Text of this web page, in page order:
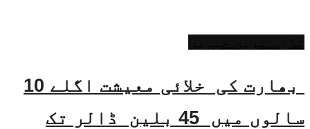
بھارت کی خلائی معیشت اگلے 10
سالوں میں 45 بلین ڈالر تک